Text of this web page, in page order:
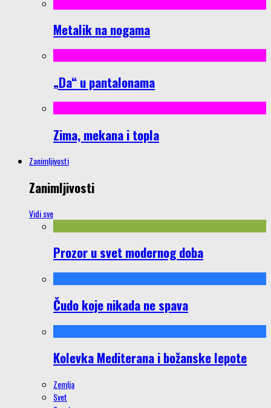
Metalik na nogama
„Da“ u pantalonama
Zima, mekana i topla
Zanimljivosti
Zanimljivosti
Vidi sve
Prozor u svet modernog doba
Čudo koje nikada ne spava
Kolevka Mediterana i božanske lepote
Zemlja
Svet